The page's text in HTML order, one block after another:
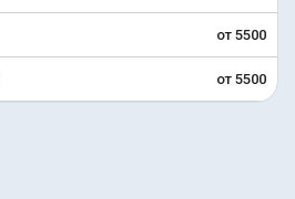
от 5500
от 5500